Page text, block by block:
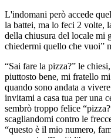
L'indomani però accede
la battei, ma lo feci 2 volte,
della chiusura del locale mi
chiedermi quello che vuoi”
“Sai fare la pizza?” le
piuttosto bene, mi fratello
quando sono andata a
invitami a casa tua per una
sembrò troppo felice
scagliandomi contro le
“questo è il mio numero,